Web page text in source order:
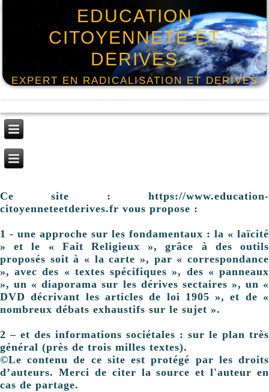
EDUCATION
CITOYENNETE ET
DERIVES
EXPERT EN RADICALISATION ET DERIVES
Ce site : https://www.education-
citoyenneteetderives.fr vous propose :
1 - une approche sur les fondamentaux : la « laïcité
» et le « Fait Religieux », grâce à des outils
proposés soit à « la carte », par « correspondance
», avec des « textes spécifiques », des « panneaux
», un « diaporama sur les dérives sectaires », un «
DVD décrivant les articles de loi 1905 », et de «
nombreux débats exhaustifs sur le sujet ».
2 – et des informations sociétales : sur le plan très
général (près de trois milles textes).
©Le contenu de ce site est protégé par les droits
d’auteurs. Merci de citer la source et l'auteur en
cas de partage.